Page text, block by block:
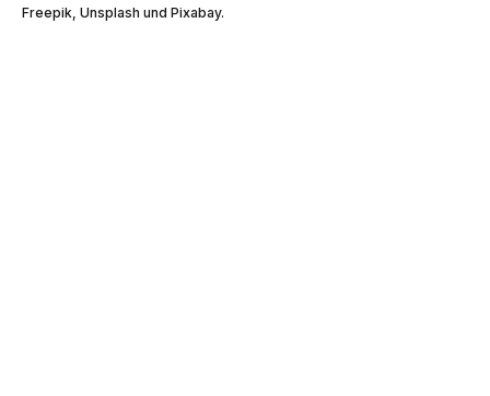
Freepik, Unsplash und Pixabay.